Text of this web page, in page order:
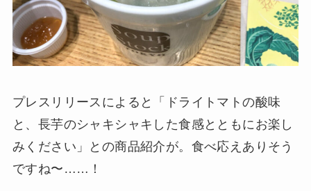
プレスリリースによると「ドライトマトの酸味
と、長芋のシャキシャキした食感とともにお楽し
みください」との商品紹介が。食べ応えありそう
ですね〜……！